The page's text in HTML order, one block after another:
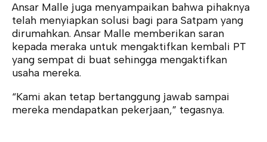
Ansar Malle juga menyampaikan bahwa pihaknya
telah menyiapkan solusi bagi para Satpam yang
dirumahkan. Ansar Malle memberikan saran
kepada meraka untuk mengaktifkan kembali PT
yang sempat di buat sehingga mengaktifkan
usaha mereka.
“Kami akan tetap bertanggung jawab sampai
mereka mendapatkan pekerjaan,” tegasnya.